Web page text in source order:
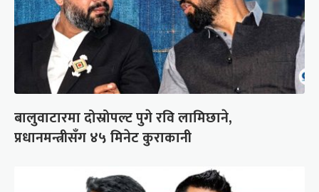
बालुवाटारमा दोस्रोपल्ट पुगे रवि लामिछाने,
प्रधानमन्त्रीसँग ४५ मिनेट कुराकानी